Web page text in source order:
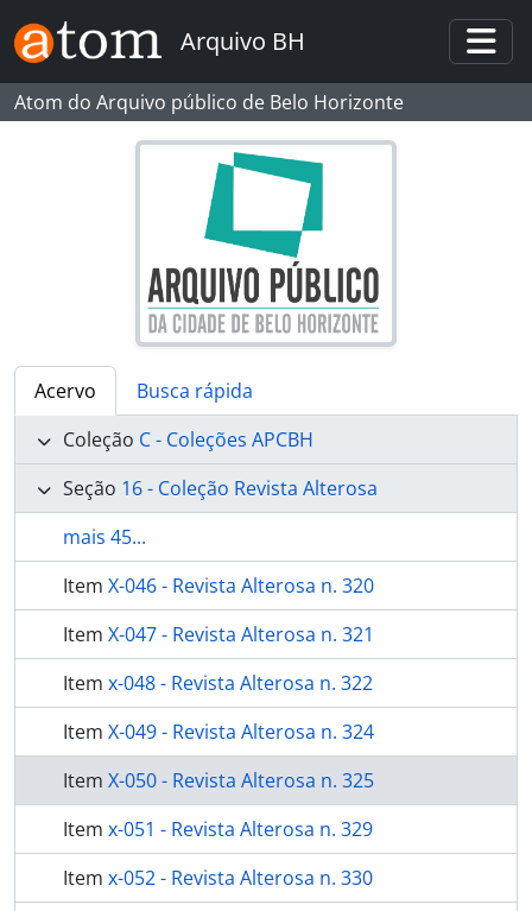
Skip to main content
Arquivo BH
Atom do Arquivo público de Belo Horizonte
Acervo
Busca rápida
Coleção C - Coleções APCBH
Seção 16 - Coleção Revista Alterosa
mais 45...
Item X-046 - Revista Alterosa n. 320
Item X-047 - Revista Alterosa n. 321
Item x-048 - Revista Alterosa n. 322
Item X-049 - Revista Alterosa n. 324
Item X-050 - Revista Alterosa n. 325
Item x-051 - Revista Alterosa n. 329
Item x-052 - Revista Alterosa n. 330